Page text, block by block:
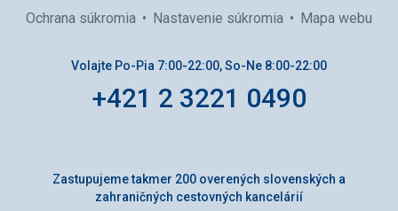
Ochrana súkromia Nastavenie súkromia Mapa webu
Volajte Po-Pia 7:00-22:00, So-Ne 8:00-22:00
+421 2 3221 0490
Zastupujeme takmer 200 overených slovenských a
zahraničných cestovných kancelárií